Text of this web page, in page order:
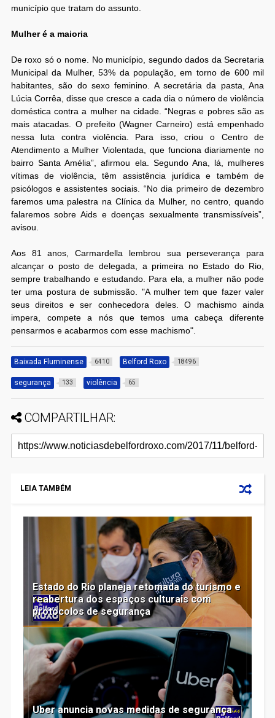
município que tratam do assunto.
Mulher é a maioria
De roxo só o nome. No município, segundo dados da Secretaria
Municipal da Mulher, 53% da população, em torno de 600 mil
habitantes, são do sexo feminino. A secretária da pasta, Ana
Lúcia Corrêa, disse que cresce a cada dia o número de violência
doméstica contra a mulher na cidade. “Negras e pobres são as
mais atacadas. O prefeito (Wagner Carneiro) está empenhado
nessa luta contra violência. Para isso, criou o Centro de
Atendimento a Mulher Violentada, que funciona diariamente no
bairro Santa Amélia”, afirmou ela. Segundo Ana, lá, mulheres
vítimas de violência, têm assistência jurídica e também de
psicólogos e assistentes sociais. “No dia primeiro de dezembro
faremos uma palestra na Clínica da Mulher, no centro, quando
falaremos sobre Aids e doenças sexualmente transmissíveis”,
avisou.
Aos 81 anos, Carmardella lembrou sua perseverança para
alcançar o posto de delegada, a primeira no Estado do Rio,
sempre trabalhando e estudando. Para ela, a mulher não pode
ter uma postura de submissão. "A mulher tem que fazer valer
seus direitos e ser conhecedora deles. O machismo ainda
impera, compete a nós que temos uma cabeça diferente
pensarmos e acabarmos com esse machismo".
Baixada Fluminense 6410 Belford Roxo 18496
segurança 133 violência 65
COMPARTILHAR:
LEIA TAMBÉM
Estado do Rio planeja retomada do turismo e
reabertura dos espaços culturais com
protocolos de segurança
Uber anuncia novas medidas de segurança